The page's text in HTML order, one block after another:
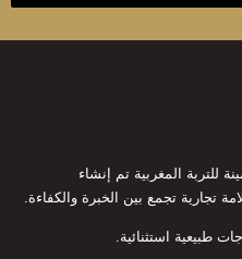
للتربة المغربية تم إنشاء